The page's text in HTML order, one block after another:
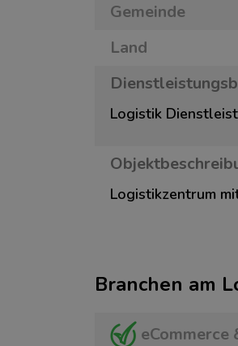
Gemeinde
Land
Logistik
Logistikzentrum
Branchen am
eCommerce